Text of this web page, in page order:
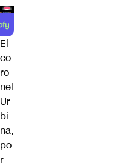
El
co
ro
nel
Ur
bi
na,
po
r